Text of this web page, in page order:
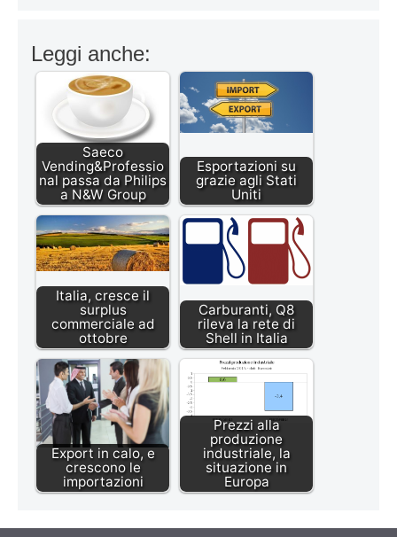
Leggi anche:
Saeco
Vending&Professio
nal passa da Philips
a N&W Group
Esportazioni su
grazie agli Stati
Uniti
Italia, cresce il
surplus
commerciale ad
ottobre
Carburanti, Q8
rileva la rete di
Shell in Italia
Export in calo, e
crescono le
importazioni
Prezzi alla
produzione
industriale, la
situazione in
Europa